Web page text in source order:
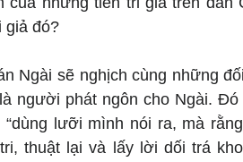
giả đó?
Ngài sẽ nghịch cùng những
người phát ngôn cho Ngài.
lưỡi mình nói ra, mà
thuật lại và lấy lời dối trá